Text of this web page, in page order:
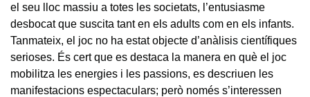
el seu lloc massiu a totes les societats, l’entusiasme
desbocat que suscita tant en els adults com en els infants.
Tanmateix, el joc no ha estat objecte d’anàlisis científiques
serioses. És cert que es destaca la manera en què el joc
mobilitza les energies i les passions, es descriuen les
manifestacions espectaculars; però només s’interessen